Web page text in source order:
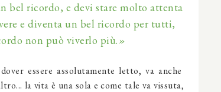
bel ricordo, e devi stare molto attenta
e diventa un bel ricordo per tutti,
non può viverlo più.»
essere assolutamente letto, va anche
la vita è una sola e come tale va vissuta,